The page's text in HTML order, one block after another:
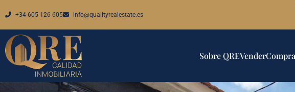
+34 605 126 605 info@qualityrealestate.es
Sobre QREVender